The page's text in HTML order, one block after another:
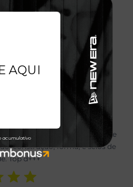
PRODUTO
de bonito, é de alta qualidade
construção, forma, e selos de
Top d+++